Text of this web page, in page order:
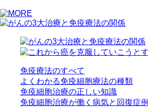
免疫療法のすべて
よくわかる免疫細胞療法の種類
免疫細胞治療の正しい知識
免疫細胞治療が働く病気と回復症例